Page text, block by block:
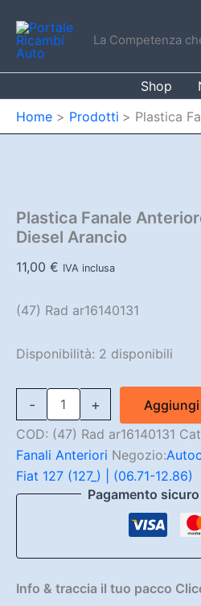
contenuto
La Competenza
Shop
Home
Prodotti Plastica
Plastica Fanale
Diesel Arancio
11,00 € IVA inclusa
(47) Rad ar16140131
Disponibilità: 2 disponibili
-
Plastica
Anteriore
dx
Fiat
127
Diesel
+
COD: (47) Rad ar16140131
Fanali Anteriori Negozio:
Fiat 127 (127_) | (06.71-12.86)
Pagamento
Info & traccia il tuo pacco